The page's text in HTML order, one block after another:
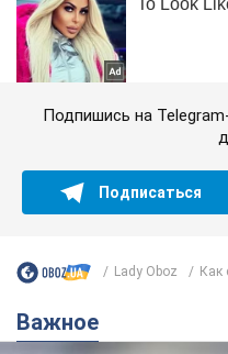
Подпишись на
Подписаться
Lady Oboz Как
Важное